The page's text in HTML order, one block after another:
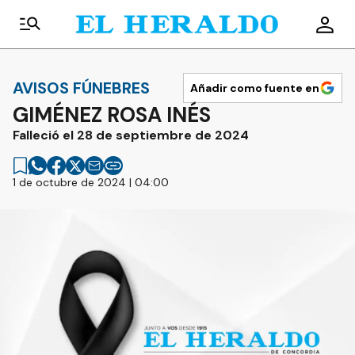
AVISOS FÚNEBRES Añadir como fuente en
GIMÉNEZ ROSA INÉS
Falleció el 28 de septiembre de 2024
1 de octubre de 2024 | 04:00